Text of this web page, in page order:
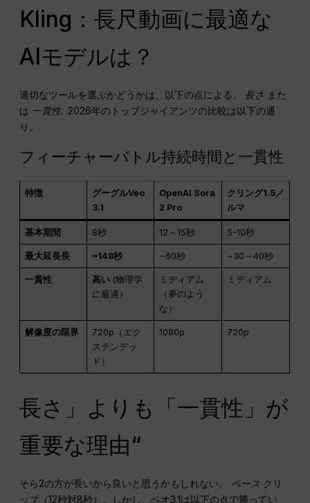
Kling：長尺動画に最適な
AIモデルは？
適切なツールを選ぶかどうかは、以下の点による。 長さ また
は 一貫性. .2026年のトップジャイアンツの比較は以下の通
り。.
フィーチャーバトル持続時間と一貫性
特徴
グーグルVeo
3.1
OpenAI Sora
2 Pro
クリング1.5／
ルマ
基本期間 8秒 12～15秒 5-10秒
最大延長長 ~148秒 ~60秒 ~30～40秒
一貫性 高い(物理学
に最適）
ミディアム
（夢のよう
な）
ミディアム
解像度の限界
720p（エク
ステンデッ
ド）
1080p 720p
長さ」よりも「一貫性」が
重要な理由“
そら2の方が長いから良いと思うかもしれない。 ベース クリ
ップ（12秒対8秒）。しかし、ベオ3.1は以下の点で勝ってい